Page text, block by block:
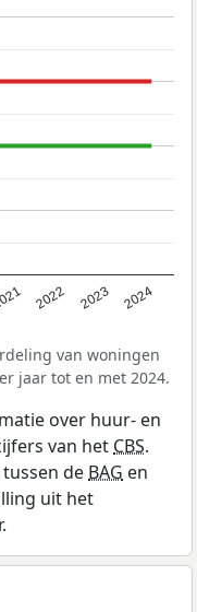
2022 2023 2024
van woningen
jaar tot en met 2024.
over huur- en
van het CBS.
de BAG en
uit het